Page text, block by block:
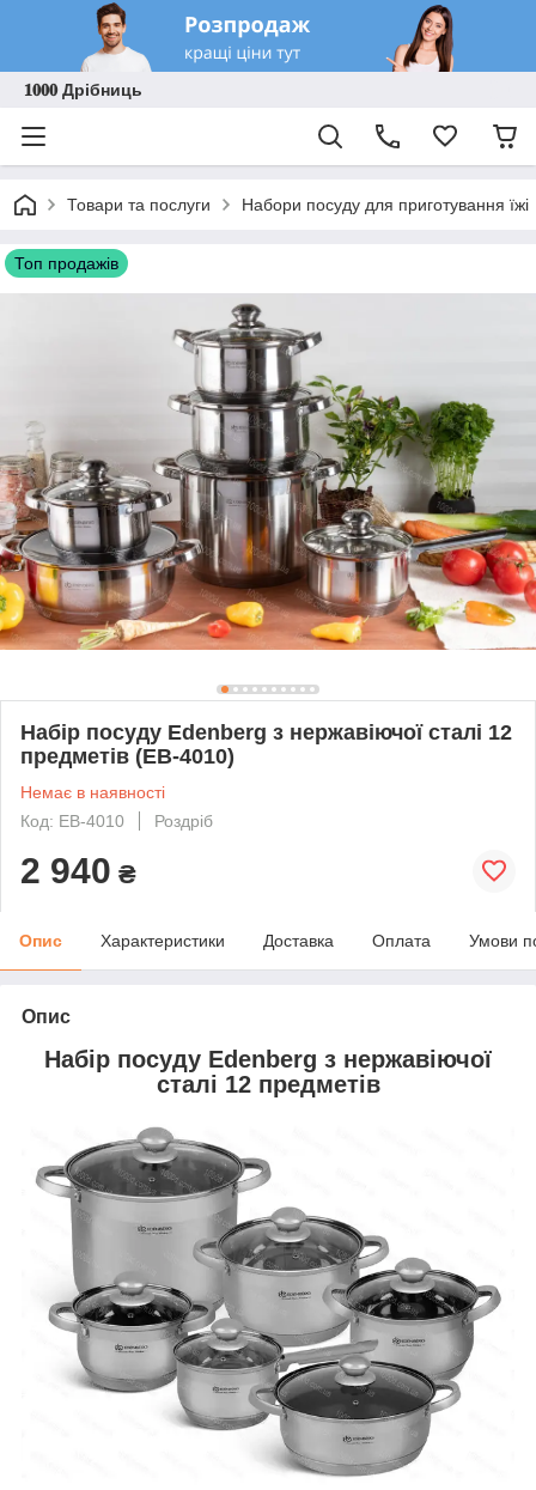
𝟏𝟎𝟎𝟎 Дрібниць
Товари та послуги Набори посуду для приготування їжі
Топ продажів
Набір посуду Edenberg з нержавіючої сталі 12
предметів (EB-4010)
Немає в наявності
Код: EB-4010
Роздріб
2 940 ₴
Опис Характеристики Доставка Оплата Умови
Опис
Набір посуду Edenberg з нержавіючої
сталі 12 предметів